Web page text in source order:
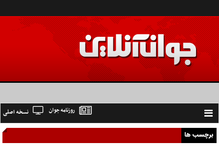
Toggle
navigation
نسخه اصلی روزنامه جوان
برچسب ها